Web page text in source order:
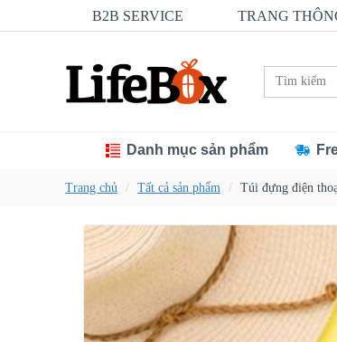
B2B SERVICE TRANG
Danh mục sản phẩm
Trang chủ Tất cả sản phẩm Túi đựng điện